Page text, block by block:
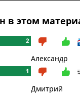
в этом
2
Александр
1
Дмитрий